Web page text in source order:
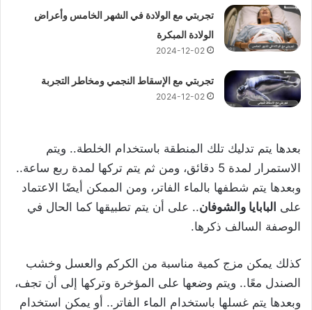
تجربتي مع الولادة في الشهر الخامس وأعراض
الولادة المبكرة
2024-12-02
تجربتي مع الإسقاط النجمي ومخاطر التجربة
2024-12-02
بعدها يتم تدليك تلك المنطقة باستخدام الخلطة.. ويتم
الاستمرار لمدة 5 دقائق، ومن ثم يتم تركها لمدة ربع ساعة..
وبعدها يتم شطفها بالماء الفاتر، ومن الممكن أيضًا الاعتماد
على البابايا والشوفان.. على أن يتم تطبيقها كما الحال في
الوصفة السالف ذكرها.
كذلك يمكن مزج كمية مناسبة من الكركم والعسل وخشب
الصندل معًا.. ويتم وضعها على المؤخرة وتركها إلى أن تجف،
وبعدها يتم غسلها باستخدام الماء الفاتر.. أو يمكن استخدام